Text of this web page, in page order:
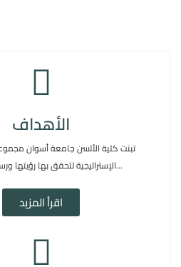
الأهداف
تبنت كلية الألسن جامعة أسوان
الإستراتيجية لتحقق بها رؤيتها ورسالتها وهي...
اقرأ المزيد